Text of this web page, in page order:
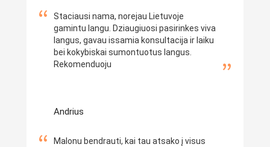
Staciausi nama, norejau Lietuvoje
gamintu langu. Dziaugiuosi pasirinkes viva
langus, gavau issamia konsultacija ir laiku
bei kokybiskai sumontuotus langus.
Rekomenduoju
Andrius
Malonu bendrauti, kai tau atsako į visus